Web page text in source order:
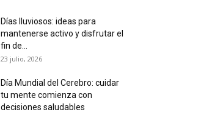
Días lluviosos: ideas para
mantenerse activo y disfrutar el
fin de...
23 julio, 2026
Día Mundial del Cerebro: cuidar
tu mente comienza con
decisiones saludables